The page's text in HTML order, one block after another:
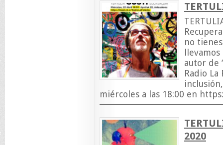
no
autor de
Radio
miércoles a las 18:00 en
2020